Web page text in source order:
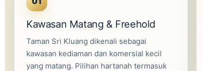
Kawasan Matang & Freehold
Taman Sri Kluang dikenali sebagai
kawasan kediaman dan komersial kecil
yang matang. Pilihan hartanah termasuk